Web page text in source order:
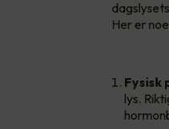
Her er
Fysisk
lys.